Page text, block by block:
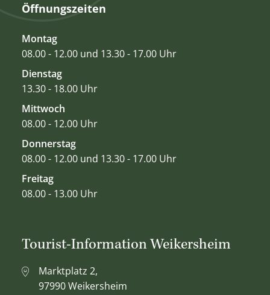
Öffnungszeiten
Montag
08.00 - 12.00 und 13.30 - 17.00 Uhr
Dienstag
13.30 - 18.00 Uhr
Mittwoch
08.00 - 12.00 Uhr
Donnerstag
08.00 - 12.00 und 13.30 - 17.00 Uhr
Freitag
08.00 - 13.00 Uhr
Tourist-Information Weikersheim
Marktplatz 2,
97990 Weikersheim